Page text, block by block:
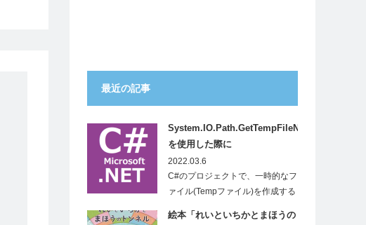
最近の記事
System.IO.Path.GetTempFileName()
を使用した際に
System.IO.IOExceptionが発生
する
2022.03.6
C#のプロジェクトで、一時的なフ
ァイル(Tempファイル)を作成する
絵本「れいといちかとまほうの